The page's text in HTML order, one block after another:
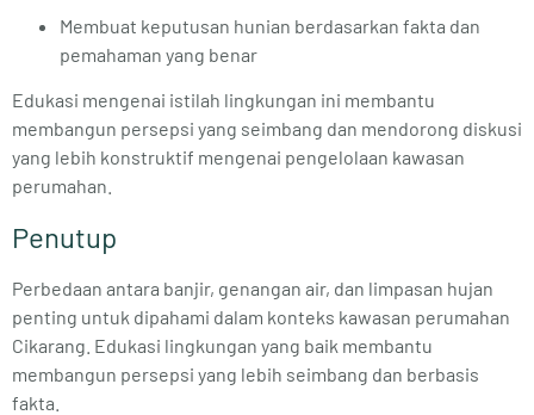
Membuat keputusan hunian berdasarkan fakta dan
pemahaman yang benar
Edukasi mengenai istilah lingkungan ini membantu
membangun persepsi yang seimbang dan mendorong diskusi
yang lebih konstruktif mengenai pengelolaan kawasan
perumahan.
Penutup
Perbedaan antara banjir, genangan air, dan limpasan hujan
penting untuk dipahami dalam konteks kawasan perumahan
Cikarang. Edukasi lingkungan yang baik membantu
membangun persepsi yang lebih seimbang dan berbasis
fakta.